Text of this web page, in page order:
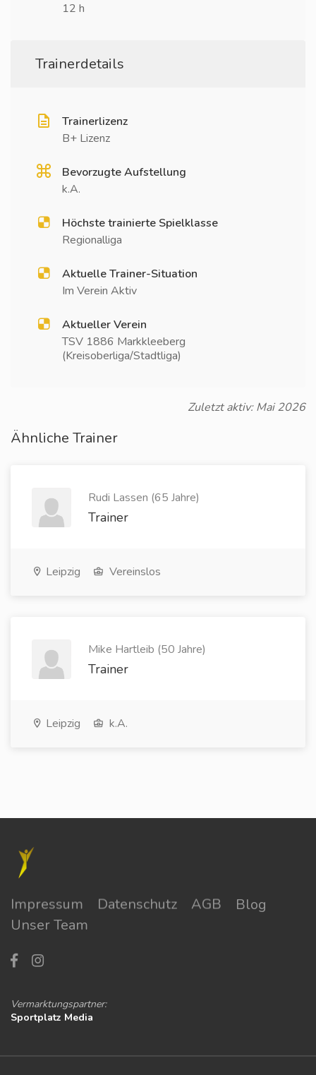
12 h
Trainerdetails
Trainerlizenz
B+ Lizenz
Bevorzugte Aufstellung
k.A.
Höchste trainierte Spielklasse
Regionalliga
Aktuelle Trainer-Situation
Im Verein Aktiv
Aktueller Verein
TSV 1886 Markkleeberg
(Kreisoberliga/Stadtliga)
Zuletzt aktiv: Mai 2026
Ähnliche Trainer
Rudi Lassen (65 Jahre)
Trainer
Leipzig Vereinslos
Mike Hartleib (50 Jahre)
Trainer
Leipzig k.A.
Impressum Datenschutz AGB
Blog
Unser Team
Vermarktungspartner:
Sportplatz Media